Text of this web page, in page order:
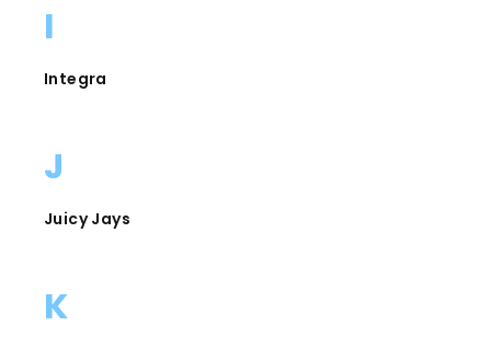
I
Integra
J
Juicy Jays
K